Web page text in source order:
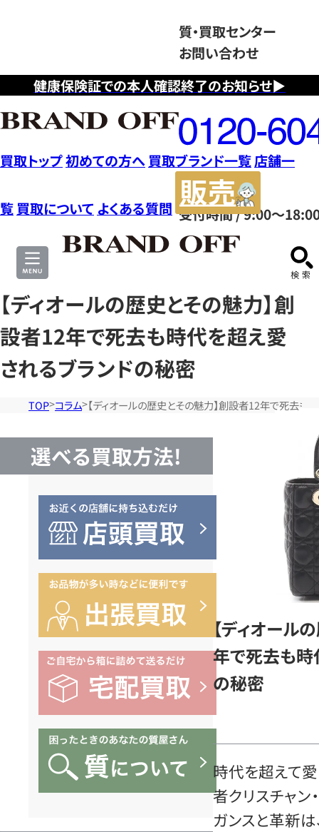
健康保険証での本人確認終了のお知らせ▶
質・買取センター
お問い合わせ
フ
リ
ー
ダ
イ
ヤ
ル
0120604117
受付時間 / 9:00～
買取トップ初めての方へ 買取ブランド一覧店舗一
覧 買取について よくある質問
サ
【ディオールの歴史とその魅力】創
設者12年で死去も時代を超え愛
されるブランドの秘密
TOP コラム 【ディオールの歴史とその魅力】創設者12年で死去も
選べる買取方法!
【ディオール
年で死去も時
の秘密
時代を超えて
者クリスチャン
ガンスと革新は